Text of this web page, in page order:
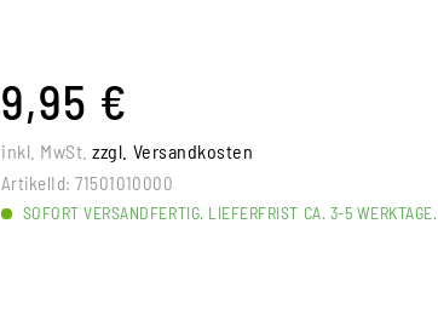
9,95 €
inkl. MwSt.zzgl. Versandkosten
ArtikelId: 71501010000
SOFORT VERSANDFERTIG. LIEFERFRIST CA. 3-5 WERKTAGE.